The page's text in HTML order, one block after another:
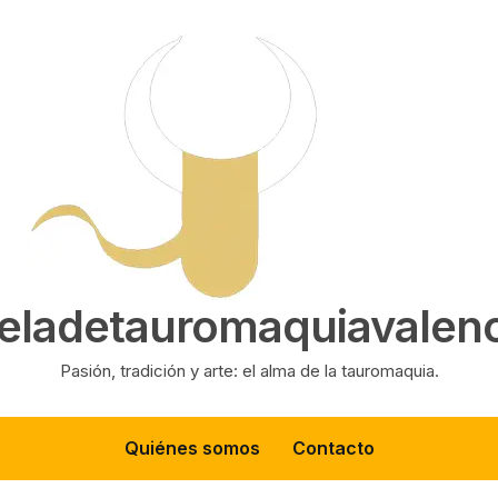
Pasión, tradición y arte: el alma de la tauromaquia.
Quiénes somos Contacto